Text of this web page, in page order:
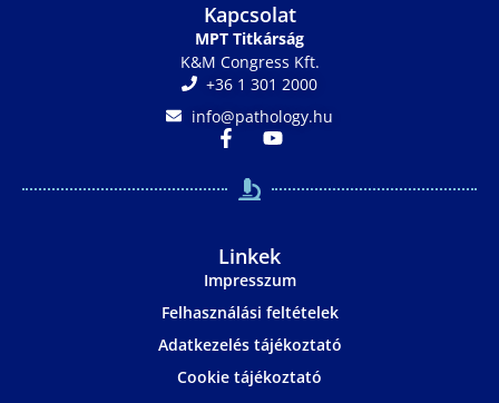
Kapcsolat
MPT Titkárság
K&M Congress Kft.
+36 1 301 2000
info@pathology.hu
Linkek
Impresszum
Felhasználási feltételek
Adatkezelés tájékoztató
Cookie tájékoztató